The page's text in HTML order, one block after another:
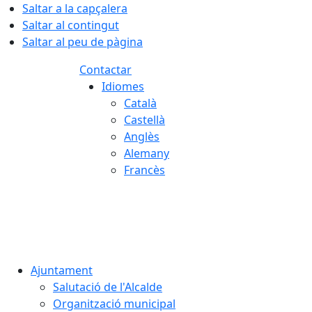
Saltar a la capçalera
Saltar al contingut
Saltar al peu de pàgina
Contactar
Idiomes
Català
Castellà
Anglès
Alemany
Francès
Ajuntament
Salutació de l'Alcalde
Organització municipal